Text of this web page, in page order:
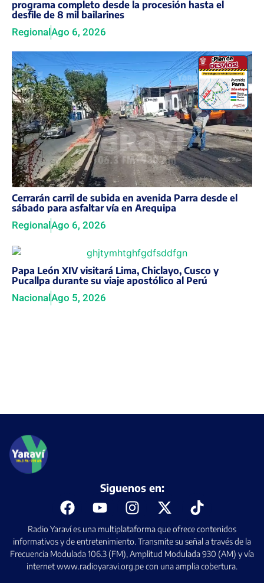
programa completo desde la procesión hasta el
desfile de 8 mil bailarines
Regional Ago 6, 2026
Cerrarán carril de subida en avenida Parra desde el
sábado para asfaltar vía en Arequipa
RegionalAgo 6, 2026
Papa León XIV visitará Lima, Chiclayo, Cusco y
Pucallpa durante su viaje apostólico al Perú
NacionalAgo 5, 2026
Radio Yaraví es una multiplataforma que ofrece contenidos
informativos y de entretenimiento. Transmite su señal a través de la
Frecuencia Modulada 106.3 (FM), Amplitud Modulada 930 (AM) y vía
internet www.radioyaravi.org.pe con una amplia cobertura.
Siguenos en: